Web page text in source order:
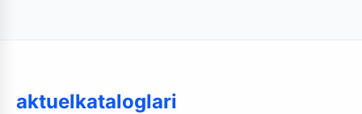
aktuelkataloglari